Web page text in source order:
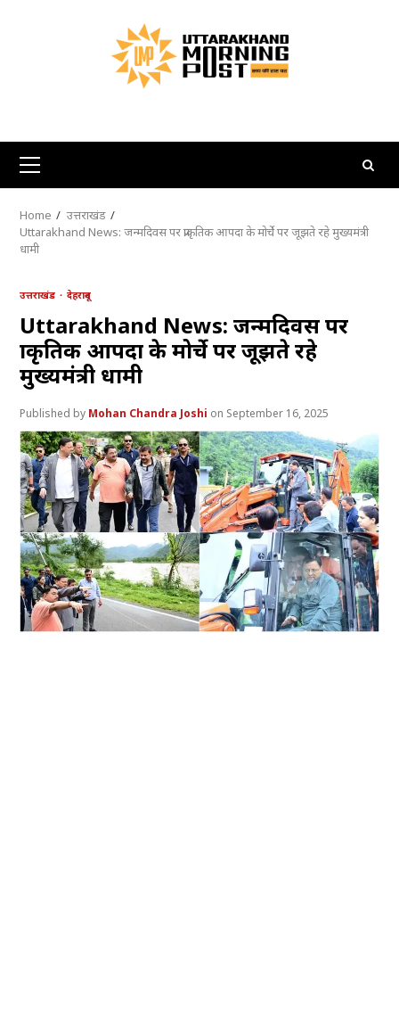
Primary
Menu
Home
उत्तराखंड
Uttarakhand News: जन्मदिवस पर प्राकृतिक आपदा के मोर्चे पर जूझते रहे मुख्यमंत्री
धामी
उत्तराखंड देहरादून
Uttarakhand News: जन्मदिवस पर
प्राकृतिक आपदा के मोर्चे पर जूझते रहे
मुख्यमंत्री धामी
Mohan Chandra Joshi September 16, 2025